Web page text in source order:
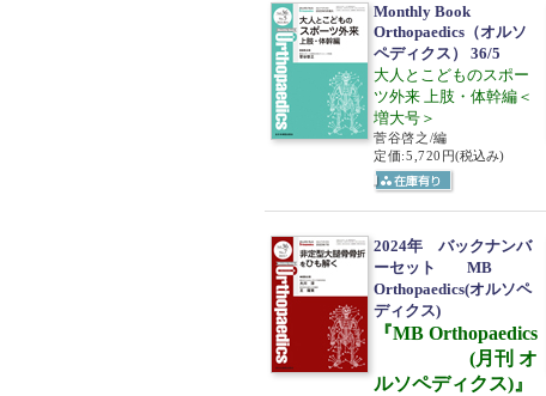
Monthly Book
Orthopaedics（オルソ
ペディクス） 36/5
大人とこどものスポー
ツ外来 上肢・体幹編＜
増大号＞
菅谷啓之/編
定価:5,720円(税込み)
2024年 バックナンバ
ーセット MB
Orthopaedics(オルソペ
ディクス)
『MB Orthopaedics
(月刊 オ
ルソペディクス)』